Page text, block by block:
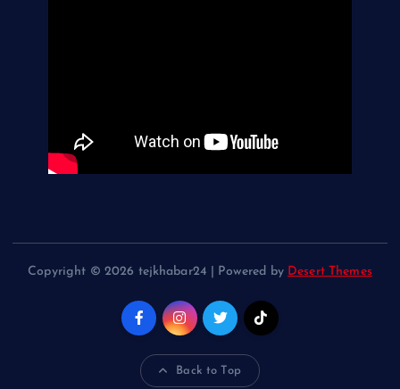
Copyright © 2026 tejkhabar24 | Powered by Desert Themes
Back to Top